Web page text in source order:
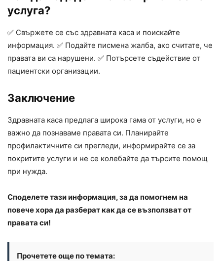
услуга?
✅ Свържете се със здравната каса и поискайте
информация. ✅ Подайте писмена жалба, ако считате, че
правата ви са нарушени. ✅ Потърсете съдействие от
пациентски организации.
Заключение
Здравната каса предлага широка гама от услуги, но е
важно да познаваме правата си. Планирайте
профилактичните си прегледи, информирайте се за
покритите услуги и не се колебайте да търсите помощ
при нужда.
Споделете тази информация, за да помогнем на
повече хора да разберат как да се възползват от
правата си!
Прочетете още по темата: